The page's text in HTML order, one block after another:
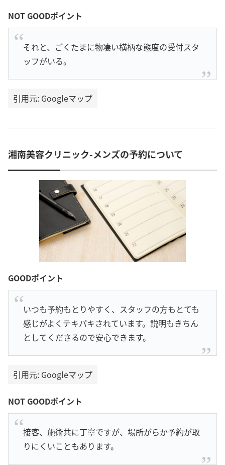
NOT GOODポイント
それと、ごくたまに物凄い横柄な態度の受付スタ
ッフがいる。
引用元: Googleマップ
湘南美容クリニック-メンズの予約について
GOODポイント
いつも予約もとりやすく、スタッフの方もとても
感じがよくテキパキされています。説明もきちん
としてくださるので安心できます。
引用元: Googleマップ
NOT GOODポイント
接客、施術共に丁寧ですが、場所がらか予約が取
りにくいこともあります。